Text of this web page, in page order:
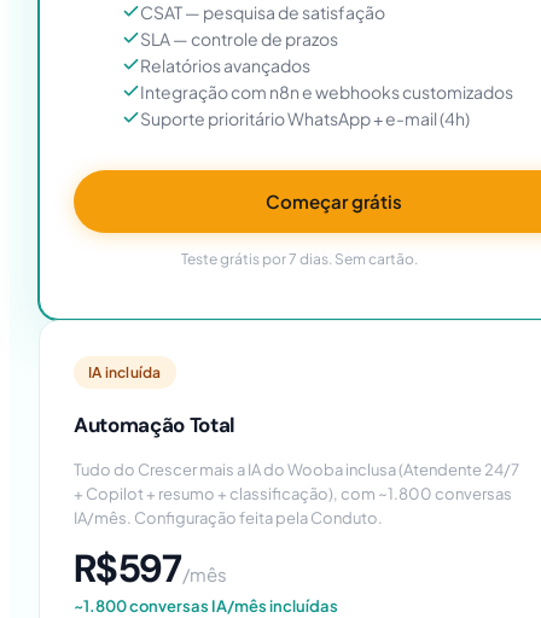
CSAT — pesquisa de satisfação
SLA — controle de prazos
Relatórios avançados
Integração com n8n e webhooks customizados
Suporte prioritário WhatsApp + e-mail (4h)
Começar grátis
Teste grátis por 7 dias. Sem cartão.
IA incluída
Automação Total
Tudo do Crescer mais a IA do Wooba inclusa (Atendente 24/7
+ Copilot + resumo + classificação), com ~1.800 conversas
IA/mês. Configuração feita pela Conduto.
R$597/mês
~1.800 conversas IA/mês incluídas